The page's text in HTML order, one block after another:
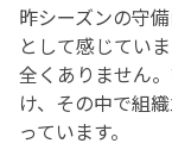
昨シーズンの守
として感じてい
全くありません
け、その中で組
っています。